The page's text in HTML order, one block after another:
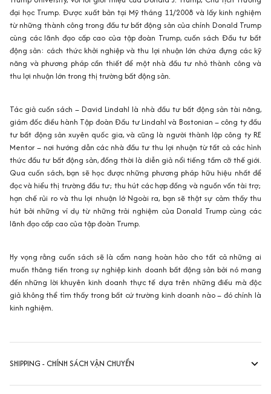
đại học Trump. Được xuất bản tại Mỹ tháng 11/2008 và lấy kinh nghiệm
từ những thành công trong đầu tư bất động sản của chính Donald Trump
cùng các lãnh đạo cấp cao của tập đoàn Trump, cuốn sách Đầu tư bất
động sản: cách thức khởi nghiệp và thu lợi nhuận lớn chứa đựng các kỹ
năng và phương pháp cần thiết để một nhà đầu tư nhỏ thành công và
thu lợi nhuận lớn trong thị trường bất động sản.
Tác giả cuốn sách – David Lindahl là nhà đầu tư bất động sản tài năng,
giám đốc điều hành Tập đoàn Đầu tư Lindahl và Bostonian – công ty đầu
tư bất động sản xuyên quốc gia, và cũng là người thành lập công ty RE
Mentor – nơi hướng dẫn các nhà đầu tư thu lợi nhuận từ tất cả các hình
thức đầu tư bất động sản, đồng thời là diễn giả nổi tiếng tầm cỡ thế giới.
Qua cuốn sách, bạn sẽ học được những phương pháp hữu hiệu nhất để
đọc và hiểu thị trường đầu tư; thu hút các hợp đồng và nguồn vốn tài trợ;
hạn chế rủi ro và thu lợi nhuận lớ Ngoài ra, bạn sẽ thật sự cảm thấy thu
hút bởi những ví dụ từ những trải nghiệm của Donald Trump cùng các
lãnh đạo cấp cao của tập đoàn Trump.
Hy vọng rằng cuốn sách sẽ là cẩm nang hoàn hảo cho tất cả những ai
muốn thăng tiến trong sự nghiệp kinh doanh bất động sản bởi nó mang
đến những lời khuyên kinh doanh thực tế dựa trên những điều mà độc
giả không thể tìm thấy trong bất cứ trường kinh doanh nào – đó chính là
kinh nghiệm.
SHIPPING - CHÍNH SÁCH VẬN CHUYỂN